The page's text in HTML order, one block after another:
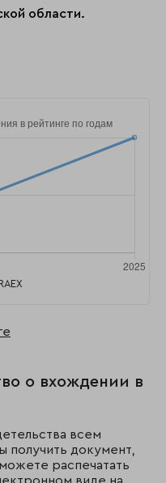
области.
о вхождении в
всем
получить документ,
распечатать